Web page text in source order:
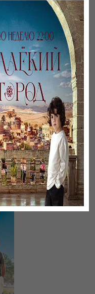
Ветреный
Листопад